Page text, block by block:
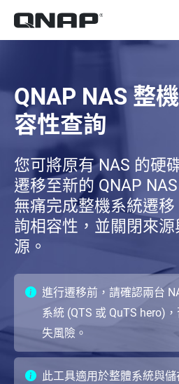
QNAP NAS 整
容性查詢
您可將原有 NAS 的硬
遷移至新的 QNAP
無痛完成整機系統遷
詢相容性，並關閉來
源。
進行遷移前，請確認兩台
系統 (QTS 或 QuTS hero)
失風險。
此工具適用於整體系統與